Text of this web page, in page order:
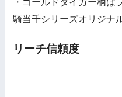
・ゴールドタイガー柄は
騎当千シリーズオリジナ
リーチ信頼度